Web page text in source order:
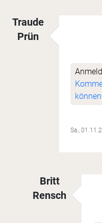
Traude
Prün
können
Sa.,
Britt
Rensch